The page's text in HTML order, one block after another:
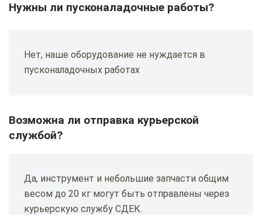
Нужны ли пусконаладочные работы?
Нет, наше оборудование не нуждается в
пусконаладочных работах
Возможна ли отправка курьерской
службой?
Да, инструмент и небольшие запчасти общим
весом до 20 кг могут быть отправлены через
курьерскую службу СДЕК.